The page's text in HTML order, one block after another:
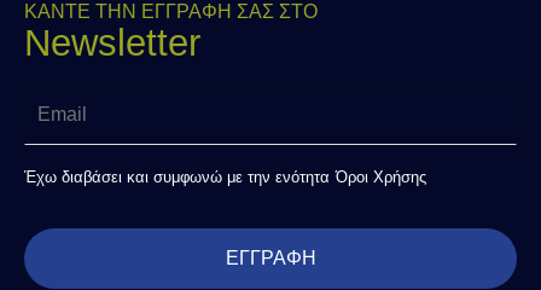
ΚΑΝΤΕ ΤΗΝ ΕΓΓΡΑΦΗ ΣΑΣ ΣΤΟ
Newsletter
ΕΓΓΡΑΦΉ
Έχω διαβάσει και συμφωνώ με την ενότητα Όροι Χρήσης